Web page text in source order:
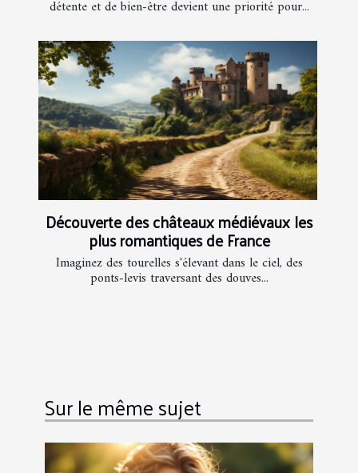
détente et de bien-être devient une priorité pour...
Découverte des châteaux médiévaux les
plus romantiques de France
Imaginez des tourelles s'élevant dans le ciel, des
ponts-levis traversant des douves...
Sur le même sujet